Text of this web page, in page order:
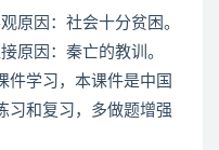
原因：社会十分贫困。
原因：秦亡的教训。
件学习，本课件是中国
习和复习，多做题增强